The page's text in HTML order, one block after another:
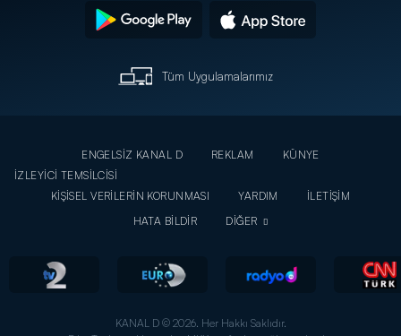
Tüm Uygulamalarımız
ENGELSİZ KANAL D REKLAM
KÜNYE
İZLEYİCİ TEMSİLCİSİ
KİŞİSEL VERİLERİN KORUNMASI
YARDIM
İLETİŞİM
HATA BİLDİR
DİĞER
KANAL D © 2026. Her Hakkı Saklıdır.